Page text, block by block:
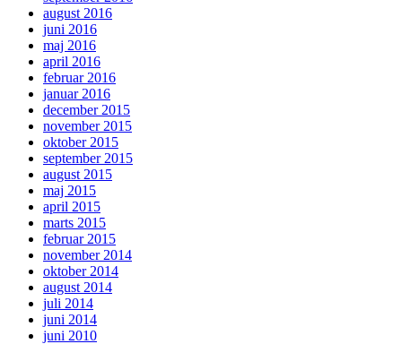
august 2016
juni 2016
maj 2016
april 2016
februar 2016
januar 2016
december 2015
november 2015
oktober 2015
september 2015
august 2015
maj 2015
april 2015
marts 2015
februar 2015
november 2014
oktober 2014
august 2014
juli 2014
juni 2014
juni 2010